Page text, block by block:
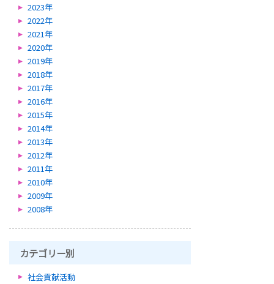
2023年
2022年
2021年
2020年
2019年
2018年
2017年
2016年
2015年
2014年
2013年
2012年
2011年
2010年
2009年
2008年
カテゴリー別
社会貢献活動